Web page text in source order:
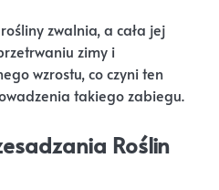
zwalnia, a cała jej
zimy i
wzrostu, co czyni ten
takiego zabiegu.
Roślin